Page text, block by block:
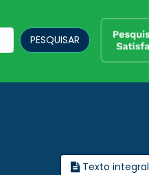
PESQUISAR
Texto integral